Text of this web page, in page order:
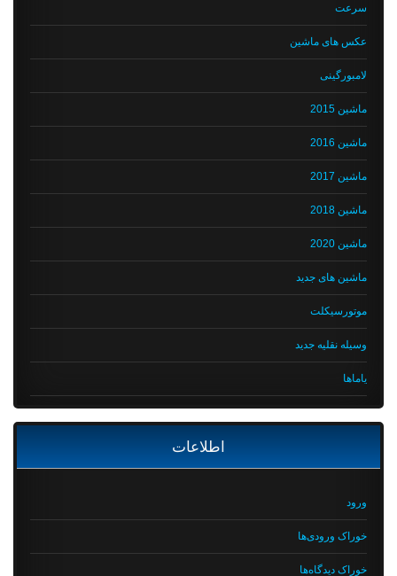
سرعت
عکس های ماشین
لامبورگینی
ماشین 2015
ماشین 2016
ماشین 2017
ماشین 2018
ماشین 2020
ماشین های جدید
موتورسیکلت
وسیله نقلیه جدید
یاماها
اطلاعات
ورود
خوراک ورودی‌ها
خوراک دیدگاه‌ها